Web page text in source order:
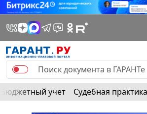
Бюджетный учет Судебная практика